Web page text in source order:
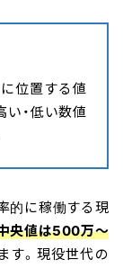
位置する値
・低い数値
的に稼働する現
央値は500万〜
す。現役世代の